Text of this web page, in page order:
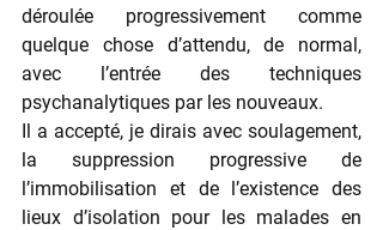
déroulée progressivement comme
quelque chose d’attendu, de normal,
avec l’entrée des techniques
psychanalytiques par les nouveaux.
Il a accepté, je dirais avec soulagement,
la suppression progressive de
l’immobilisation et de l’existence des
lieux d’isolation pour les malades en